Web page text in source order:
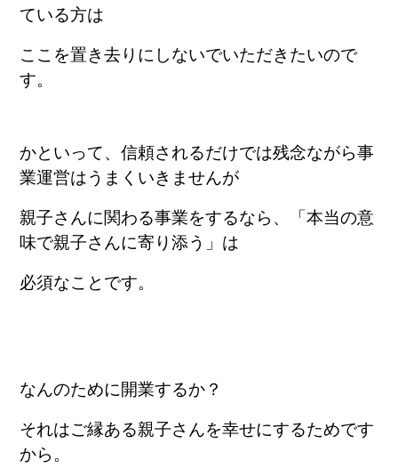
ている方は
ここを置き去りにしないでいただきたいので
す。
かといって、信頼されるだけでは残念ながら事
業運営はうまくいきませんが
親子さんに関わる事業をするなら、「本当の意
味で親子さんに寄り添う」は
必須なことです。
なんのために開業するか？
それはご縁ある親子さんを幸せにするためです
から。